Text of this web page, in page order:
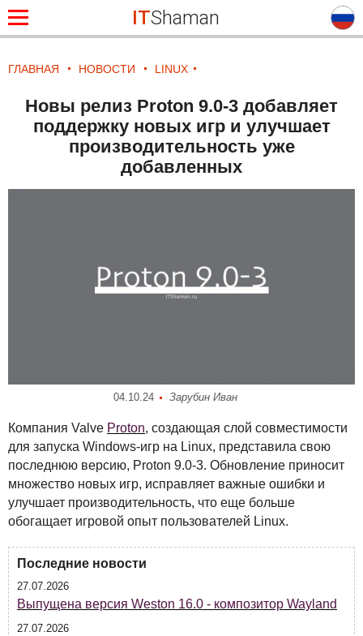
ITShaman
ГЛАВНАЯ НОВОСТИ LINUX
Новы релиз Proton 9.0-3 добавляет
поддержку новых игр и улучшает
производительность уже
добавленных
04.10.24 Зарубин Иван
Компания Valve Proton, создающая слой совместимости
для запуска Windows-игр на Linux, представила свою
последнюю версию, Proton 9.0-3. Обновление приносит
множество новых игр, исправляет важные ошибки и
улучшает производительность, что еще больше
обогащает игровой опыт пользователей Linux.
Последние новости
27.07.2026
Выпущена версия Weston 16.0 - композитор Wayland
27.07.2026